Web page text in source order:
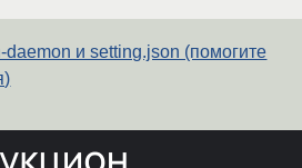
daemon и setting.json (помогите